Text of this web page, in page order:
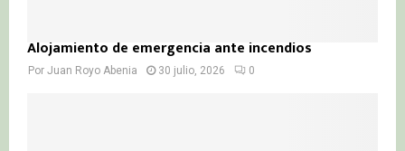
Alojamiento de emergencia ante incendios
Por Juan Royo Abenia 30 julio, 2026 0